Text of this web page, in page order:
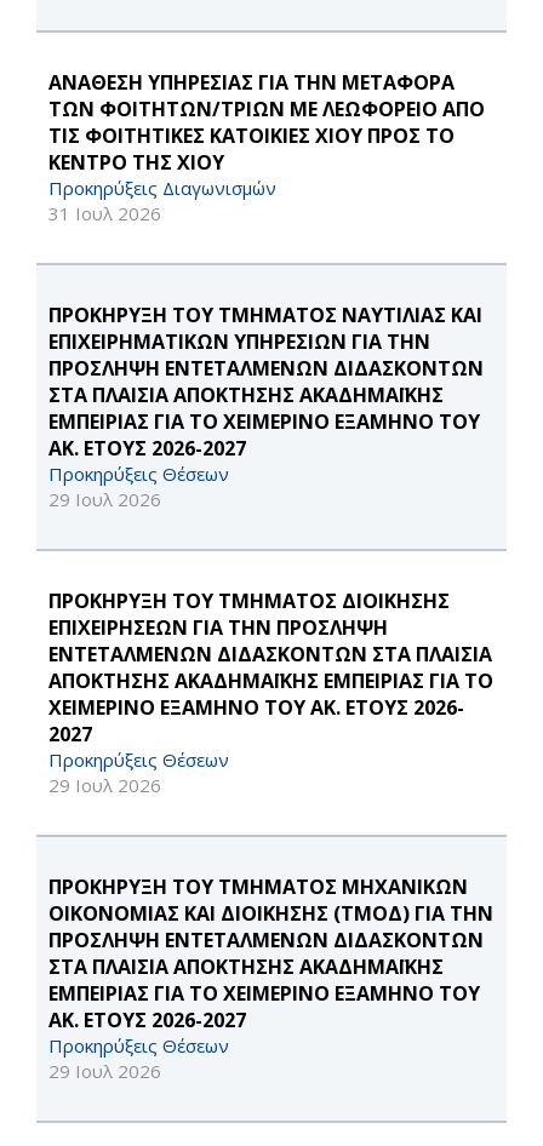
ΑΝΑΘΕΣΗ ΥΠΗΡΕΣΙΑΣ ΓΙΑ ΤΗΝ ΜΕΤΑΦΟΡΑ
ΤΩΝ ΦΟΙΤΗΤΩΝ/ΤΡΙΩΝ ΜΕ ΛΕΩΦΟΡΕΙΟ ΑΠΟ
ΤΙΣ ΦΟΙΤΗΤΙΚΕΣ ΚΑΤΟΙΚΙΕΣ ΧΙΟΥ ΠΡΟΣ ΤΟ
ΚΕΝΤΡΟ ΤΗΣ ΧΙΟΥ
Προκηρύξεις Διαγωνισμών
31 Ιουλ 2026
ΠΡΟΚΗΡΥΞΗ ΤΟΥ ΤΜΗΜΑΤΟΣ ΝΑΥΤΙΛΙΑΣ ΚΑΙ
ΕΠΙΧΕΙΡΗΜΑΤΙΚΩΝ ΥΠΗΡΕΣΙΩΝ ΓΙΑ ΤΗΝ
ΠΡΟΣΛΗΨΗ ΕΝΤΕΤΑΛΜΕΝΩΝ ΔΙΔΑΣΚΟΝΤΩΝ
ΣΤΑ ΠΛΑΙΣΙΑ ΑΠΟΚΤΗΣΗΣ ΑΚΑΔΗΜΑΪΚΗΣ
ΕΜΠΕΙΡΙΑΣ ΓΙΑ ΤΟ ΧΕΙΜΕΡΙΝΟ ΕΞΑΜΗΝΟ ΤΟΥ
ΑΚ. ΕΤΟΥΣ 2026-2027
Προκηρύξεις Θέσεων
29 Ιουλ 2026
ΠΡΟΚΗΡΥΞΗ ΤΟΥ ΤΜΗΜΑΤΟΣ ΔΙΟΙΚΗΣΗΣ
ΕΠΙΧΕΙΡΗΣΕΩΝ ΓΙΑ ΤΗΝ ΠΡΟΣΛΗΨΗ
ΕΝΤΕΤΑΛΜΕΝΩΝ ΔΙΔΑΣΚΟΝΤΩΝ ΣΤΑ ΠΛΑΙΣΙΑ
ΑΠΟΚΤΗΣΗΣ ΑΚΑΔΗΜΑΪΚΗΣ ΕΜΠΕΙΡΙΑΣ ΓΙΑ ΤΟ
ΧΕΙΜΕΡΙΝΟ ΕΞΑΜΗΝΟ ΤΟΥ ΑΚ. ΕΤΟΥΣ 2026-
2027
Προκηρύξεις Θέσεων
29 Ιουλ 2026
ΠΡΟΚΗΡΥΞΗ ΤΟΥ ΤΜΗΜΑΤΟΣ ΜΗΧΑΝΙΚΩΝ
ΟΙΚΟΝΟΜΙΑΣ ΚΑΙ ΔΙΟΙΚΗΣΗΣ (ΤΜΟΔ) ΓΙΑ ΤΗΝ
ΠΡΟΣΛΗΨΗ ΕΝΤΕΤΑΛΜΕΝΩΝ ΔΙΔΑΣΚΟΝΤΩΝ
ΣΤΑ ΠΛΑΙΣΙΑ ΑΠΟΚΤΗΣΗΣ ΑΚΑΔΗΜΑΪΚΗΣ
ΕΜΠΕΙΡΙΑΣ ΓΙΑ ΤΟ ΧΕΙΜΕΡΙΝΟ ΕΞΑΜΗΝΟ ΤΟΥ
ΑΚ. ΕΤΟΥΣ 2026-2027
Προκηρύξεις Θέσεων
29 Ιουλ 2026